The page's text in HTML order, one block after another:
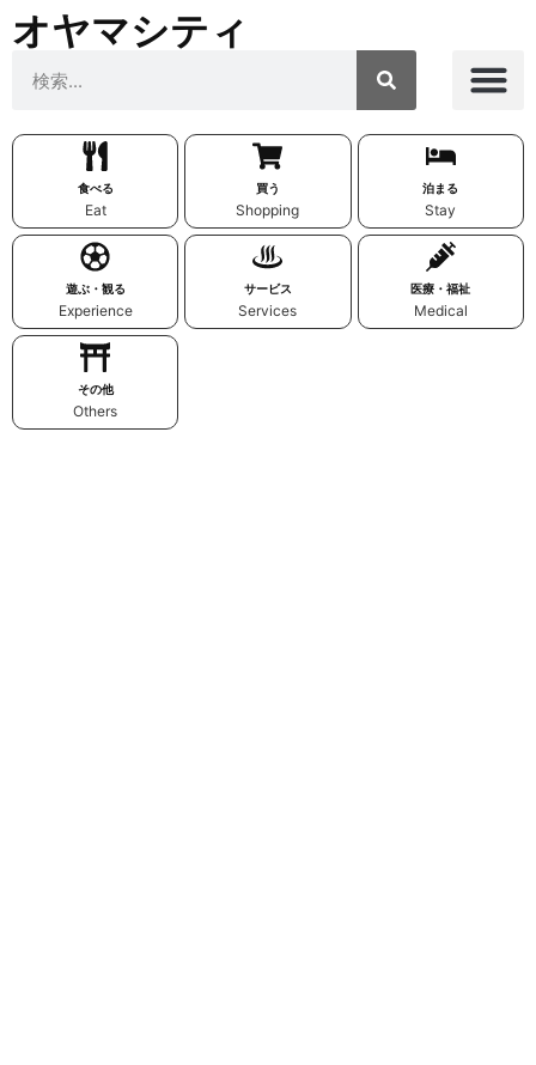
オヤマシティ
食べる
Eat
買う
Shopping
泊まる
Stay
遊ぶ・観る
Experience
サービス
Services
医療・福祉
Medical
その他
Others